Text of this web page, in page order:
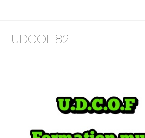
UDCOF 82